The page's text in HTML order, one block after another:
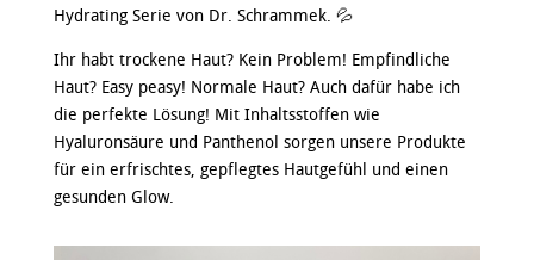
Hydrating Serie von Dr. Schrammek. 💦
Ihr habt trockene Haut? Kein Problem! Empfindliche
Haut? Easy peasy! Normale Haut? Auch dafür habe ich
die perfekte Lösung! Mit Inhaltsstoffen wie
Hyaluronsäure und Panthenol sorgen unsere Produkte
für ein erfrischtes, gepflegtes Hautgefühl und einen
gesunden Glow.